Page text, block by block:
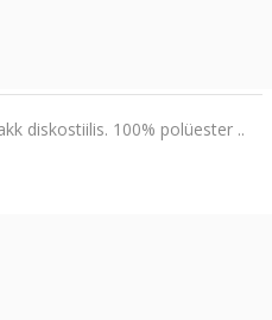
diskostiilis. 100% polüester ..